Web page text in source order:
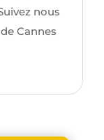
nous
Cannes